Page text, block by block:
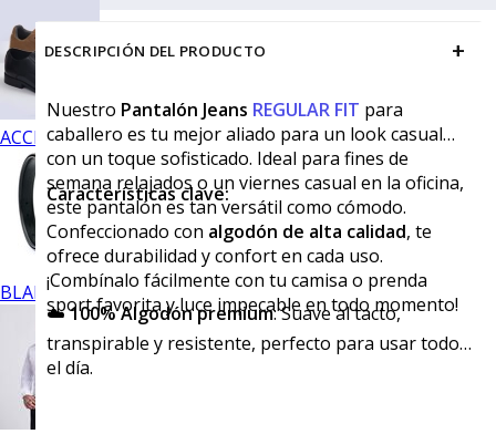
ACCESORIOS
BLANCOS
DESCRIPCIÓN DEL PRODUCTO +
Nuestro Pantalón Jeans REGULAR FIT para
caballero es tu mejor aliado para un look casual
con un toque sofisticado. Ideal para fines de
semana relajados o un viernes casual en la oficina,
este pantalón es tan versátil como cómodo.
Confeccionado con algodón de alta calidad, te
ofrece durabilidad y confort en cada uso.
¡Combínalo fácilmente con tu camisa o prenda
sport favorita y luce impecable en todo momento!
Características clave:
☁️100% Algodón premium: Suave al tacto,
transpirable y resistente, perfecto para usar todo
el día.